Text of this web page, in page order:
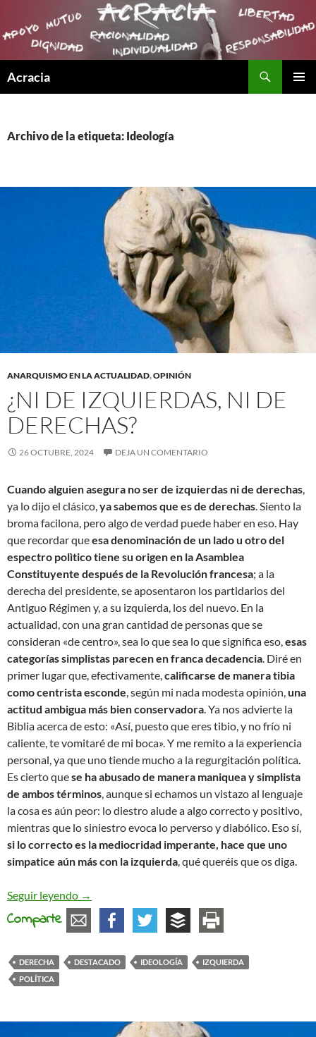
Acracia
Archivo de la etiqueta: Ideología
ANARQUISMO EN LA ACTUALIDAD,OPINIÓN
¿NI DE IZQUIERDAS, NI DE
DERECHAS?
26 OCTUBRE, 2024 DEJA UN COMENTARIO
Cuando alguien asegura no ser de izquierdas ni de derechas,
ya lo dijo el clásico,ya sabemos que es de derechas. Siento la
broma facilona, pero algo de verdad puede haber en eso. Hay
que recordar queesa denominación de un lado u otro del
espectro polìtico tiene su origen en la Asamblea
Constituyente después de la Revolución francesa; a la
derecha del presidente, se aposentaron los partidarios del
Antiguo Régimen y, a su izquierda, los del nuevo. En la
actualidad, con una gran cantidad de personas que se
consideran «de centro», sea lo que sea lo que significa eso,esas
categorías simplistas parecen en franca decadencia. Diré en
primer lugar que, efectivamente,calificarse de manera tibia
como centrista esconde, según mi nada modesta opinión,una
actitud ambigua más bien conservadora. Ya nos advierte la
Biblia acerca de esto: «Así, puesto que eres tibio, y no frío ni
caliente, te vomitaré de mi boca». Y me remito a la experiencia
personal, ya que uno tiende mucho a la regurgitación política.
Es cierto quese ha abusado de manera maniquea y simplista
de ambos términos, aunque si echamos un vistazo al lenguaje
la cosa es aún peor: lo diestro alude a algo correcto y positivo,
mientras que lo siniestro evoca lo perverso y diabólico. Eso sí,
si lo correcto es la mediocridad imperante, hace que uno
simpatice aún más con la izquierda, qué queréis que os diga.
Seguir leyendo ¿Ni de izquierdas, ni de derechas?
→
Comparte
DERECHA DESTACADO IDEOLOGÍA
IZQUIERDA
POLÍTICA